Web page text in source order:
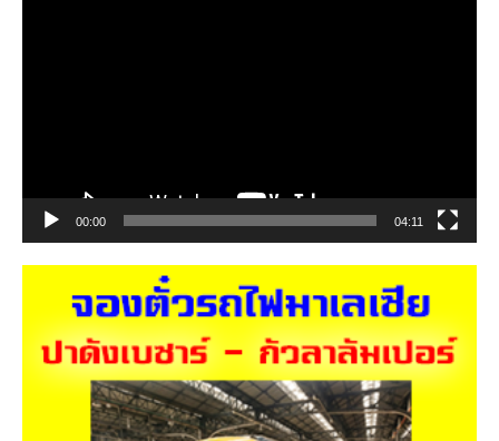
00:00 04:11